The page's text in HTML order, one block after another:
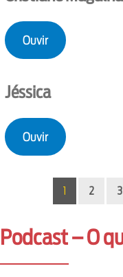
Ouvir
Jéssica
Ouvir
1 2 3
Podcast – O